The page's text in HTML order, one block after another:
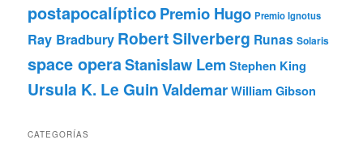
postapocalípticoPremio Hugo Premio Ignotus
Ray Bradbury Robert Silverberg Runas Solaris
space operaStanislaw Lem Stephen King
Ursula K. Le GuinValdemarWilliam Gibson
CATEGORÍAS